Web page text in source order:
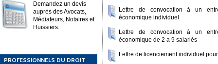
Demandez un devis
auprès des Avocats,
Médiateurs, Notaires et
Huissiers.
PROFESSIONNELS DU DROIT
Lettre de convocation à un
économique individuel
Lettre de convocation à un
économique de 2 a 9 salariés
Lettre de licenciement individuel